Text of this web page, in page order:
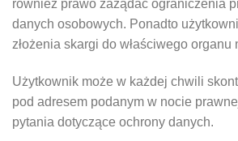
również prawo zażądać ograniczenia
danych osobowych. Ponadto
złożenia skargi do właściwego organu
Użytkownik może w każdej chwili
pod adresem podanym w nocie
pytania dotyczące ochrony danych.